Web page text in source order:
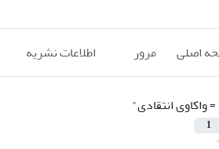
اصلی مرور اطلاعات نشریه
واکاوی انتقادی"
1